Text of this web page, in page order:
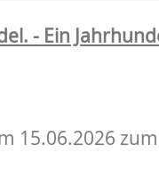
- Ein
zum